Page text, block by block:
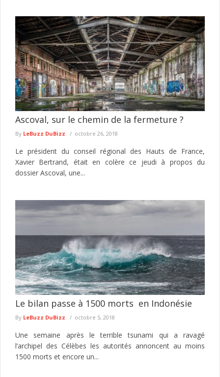
Ascoval, sur le chemin de la fermeture ?
By LeBuzz DuBizz octobre 26, 2018
Le président du conseil régional des Hauts de France,
Xavier Bertrand, était en colère ce jeudi à propos du
dossier Ascoval, une...
Le bilan passe à 1500 morts en Indonésie
By LeBuzz DuBizz octobre 5, 2018
Une semaine après le terrible tsunami qui a ravagé
l’archipel des Célèbes les autorités annoncent au moins
1500 morts et encore un...